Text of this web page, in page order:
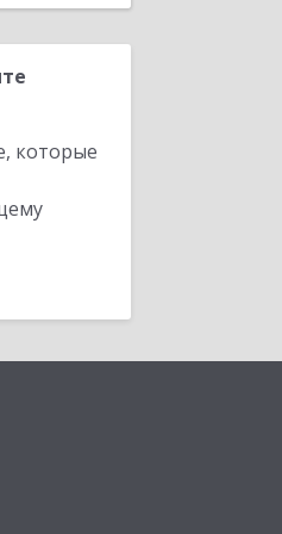
которые